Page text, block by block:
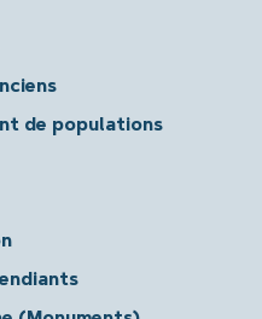
de populations